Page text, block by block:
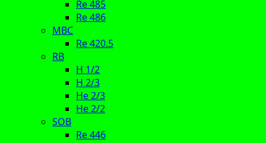
Re 485
Re 486
MBC
Re 420.5
RB
H 1/2
H 2/3
He 2/3
He 2/2
SOB
Re 446